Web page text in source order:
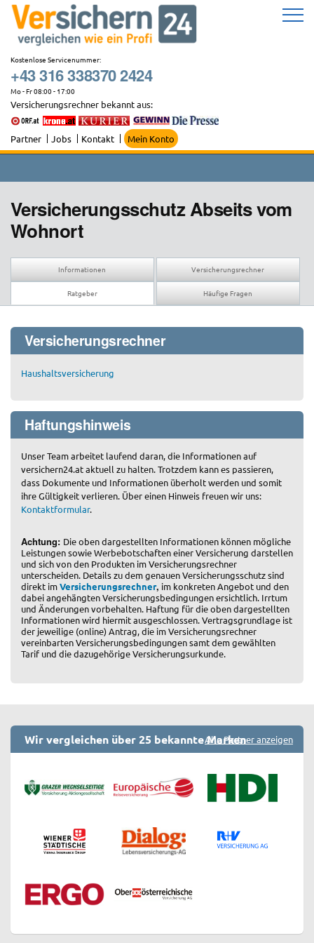
Zum
Inhalt
springen
Kostenlose Servicenummer:
+43 316 338370 2424
Mo - Fr 08:00 - 17:00
Versicherungsrechner bekannt aus:
Partner Jobs Kontakt Mein Konto
Versicherungsschutz Abseits vom
Wohnort
Informationen Versicherungsrechner
Ratgeber Häufige Fragen
Versicherungsrechner
Haushaltsversicherung
Haftungshinweis
Unser Team arbeitet laufend daran, die Informationen auf
versichern24.at aktuell zu halten. Trotzdem kann es passieren,
dass Dokumente und Informationen überholt werden und somit
ihre Gültigkeit verlieren. Über einen Hinweis freuen wir uns:
Kontaktformular.
Achtung: Die oben dargestellten Informationen können mögliche
Leistungen sowie Werbebotschaften einer Versicherung darstellen
und sich von den Produkten im Versicherungsrechner
unterscheiden. Details zu dem genauen Versicherungsschutz sind
direkt imVersicherungsrechner, im konkreten Angebot und den
dabei angehängten Versicherungsbedingungen ersichtlich. Irrtum
und Änderungen vorbehalten. Haftung für die oben dargestellten
Informationen wird hiermit ausgeschlossen. Vertragsgrundlage ist
der jeweilige (online) Antrag, die im Versicherungsrechner
vereinbarten Versicherungsbedingungen samt dem gewählten
Tarif und die dazugehörige Versicherungsurkunde.
Wir vergleichen über 25 bekannte MarkenAlle Partner anzeigen